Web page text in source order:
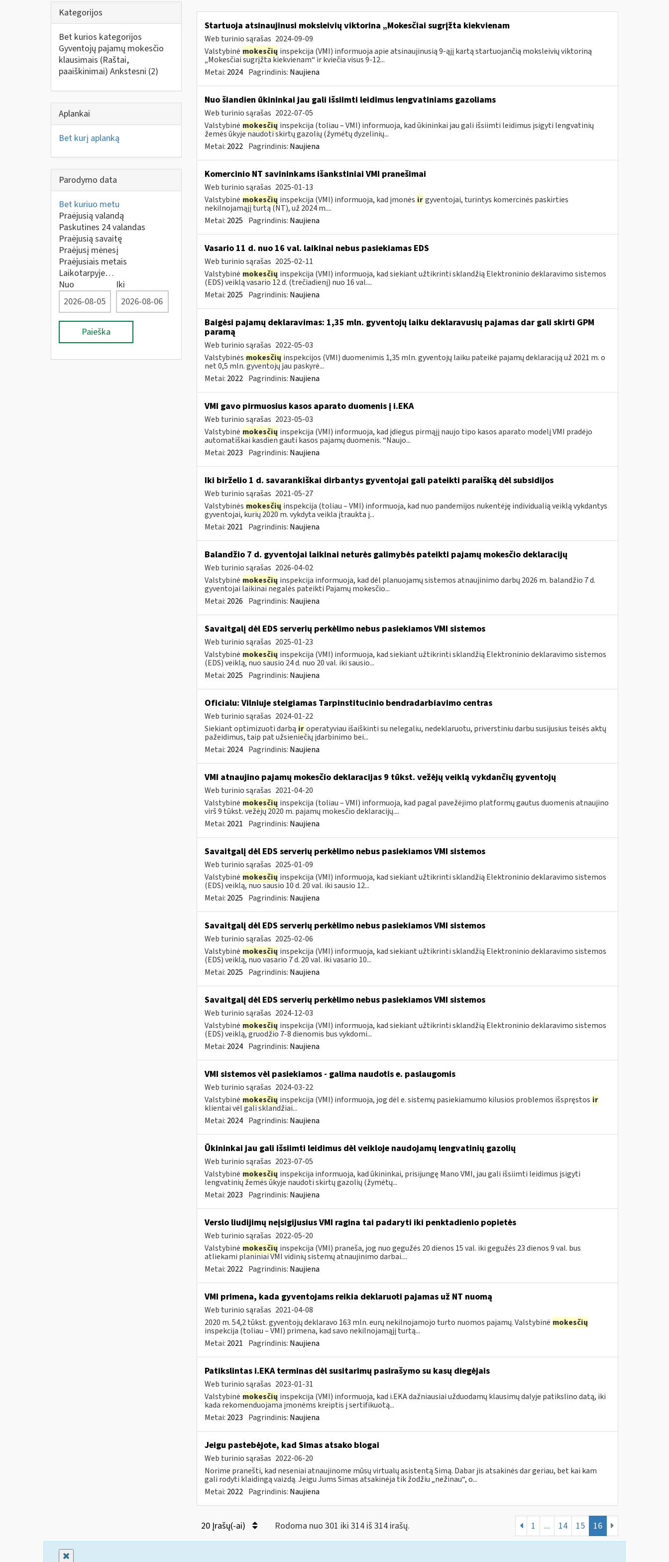
Kategorijos
Bet kurios kategorijos
Gyventojų pajamų mokesčio
klausimais (Raštai,
paaiškinimai) Ankstesni (2)
Aplankai
Bet kurį aplanką
Parodymo data
Bet kuriuo metu
Praėjusią valandą
Paskutines 24 valandas
Praėjusią savaitę
Praėjusį mėnesį
Praėjusiais metais
Laikotarpyje…
Nuo
Iki
Paieška
Startuoja atsinaujinusi moksleivių viktorina „Mokesčiai sugrįžta kiekvienam
Web turinio sąrašas 2024-09-09
Valstybinė mokesčių inspekcija (VMI) informuoja apie atsinaujinusią 9-ąjį kartą startuojančią moksleivių viktoriną
„Mokesčiai sugrįžta kiekvienam“ ir kviečia visus 9-12...
Metai: 2024 Pagrindinis: Naujiena
Nuo šiandien ūkininkai jau gali išsiimti leidimus lengvatiniams gazoliams
Web turinio sąrašas 2022-07-05
Valstybinė mokesčių inspekcija (toliau – VMI) informuoja, kad ūkininkai jau gali išsiimti leidimus įsigyti lengvatinių
žemės ūkyje naudoti skirtų gazolių (žymėtų dyzelinių...
Metai: 2022 Pagrindinis: Naujiena
Komercinio NT savininkams išankstiniai VMI pranešimai
Web turinio sąrašas 2025-01-13
Valstybinė mokesčių inspekcija (VMI) informuoja, kad įmonės ir gyventojai, turintys komercinės paskirties
nekilnojamąjį turtą (NT), už 2024 m....
Metai: 2025 Pagrindinis: Naujiena
Vasario 11 d. nuo 16 val. laikinai nebus pasiekiamas EDS
Web turinio sąrašas 2025-02-11
Valstybinė mokesčių inspekcija (VMI) informuoja, kad siekiant užtikrinti sklandžią Elektroninio deklaravimo sistemos
(EDS) veiklą vasario 12 d. (trečiadienį) nuo 16 val....
Metai: 2025 Pagrindinis: Naujiena
Baigėsi pajamų deklaravimas: 1,35 mln. gyventojų laiku deklaravusių pajamas dar gali skirti GPM
paramą
Web turinio sąrašas 2022-05-03
Valstybinės mokesčių inspekcijos (VMI) duomenimis 1,35 mln. gyventojų laiku pateikė pajamų deklaraciją už 2021 m. o
net 0,5 mln. gyventojų jau paskyrė...
Metai: 2022 Pagrindinis: Naujiena
VMI gavo pirmuosius kasos aparato duomenis į i.EKA
Web turinio sąrašas 2023-05-03
Valstybinė mokesčių inspekcija (VMI) informuoja, kad įdiegus pirmąjį naujo tipo kasos aparato modelį VMI pradėjo
automatiškai kasdien gauti kasos pajamų duomenis. “Naujo...
Metai: 2023 Pagrindinis: Naujiena
Iki birželio 1 d. savarankiškai dirbantys gyventojai gali pateikti paraišką dėl subsidijos
Web turinio sąrašas 2021-05-27
Valstybinės mokesčių inspekcija (toliau – VMI) informuoja, kad nuo pandemijos nukentėję individualią veiklą vykdantys
gyventojai, kurių 2020 m. vykdyta veikla įtraukta į...
Metai: 2021 Pagrindinis: Naujiena
Balandžio 7 d. gyventojai laikinai neturės galimybės pateikti pajamų mokesčio deklaracijų
Web turinio sąrašas 2026-04-02
Valstybinė mokesčių inspekcija informuoja, kad dėl planuojamų sistemos atnaujinimo darbų 2026 m. balandžio 7 d.
gyventojai laikinai negalės pateikti Pajamų mokesčio...
Metai: 2026 Pagrindinis: Naujiena
Savaitgalį dėl EDS serverių perkėlimo nebus pasiekiamos VMI sistemos
Web turinio sąrašas 2025-01-23
Valstybinė mokesčių inspekcija (VMI) informuoja, kad siekiant užtikrinti sklandžią Elektroninio deklaravimo sistemos
(EDS) veiklą, nuo sausio 24 d. nuo 20 val. iki sausio...
Metai: 2025 Pagrindinis: Naujiena
Oficialu: Vilniuje steigiamas Tarpinstitucinio bendradarbiavimo centras
Web turinio sąrašas 2024-01-22
Siekiant optimizuoti darbą ir operatyviau išaiškinti su nelegaliu, nedeklaruotu, priverstiniu darbu susijusius teisės aktų
pažeidimus, taip pat užsieniečių įdarbinimo bei...
Metai: 2024 Pagrindinis: Naujiena
VMI atnaujino pajamų mokesčio deklaracijas 9 tūkst. vežėjų veiklą vykdančių gyventojų
Web turinio sąrašas 2021-04-20
Valstybinė mokesčių inspekcija (toliau – VMI) informuoja, kad pagal pavežėjimo platformų gautus duomenis atnaujino
virš 9 tūkst. vežėjų 2020 m. pajamų mokesčio deklaracijų....
Metai: 2021 Pagrindinis: Naujiena
Savaitgalį dėl EDS serverių perkėlimo nebus pasiekiamos VMI sistemos
Web turinio sąrašas 2025-01-09
Valstybinė mokesčių inspekcija (VMI) informuoja, kad siekiant užtikrinti sklandžią Elektroninio deklaravimo sistemos
(EDS) veiklą, nuo sausio 10 d. 20 val. iki sausio 12...
Metai: 2025 Pagrindinis: Naujiena
Savaitgalį dėl EDS serverių perkėlimo nebus pasiekiamos VMI sistemos
Web turinio sąrašas 2025-02-06
Valstybinė mokesčių inspekcija (VMI) informuoja, kad siekiant užtikrinti sklandžią Elektroninio deklaravimo sistemos
(EDS) veiklą, nuo vasario 7 d. 20 val. iki vasario 10...
Metai: 2025 Pagrindinis: Naujiena
Savaitgalį dėl EDS serverių perkėlimo nebus pasiekiamos VMI sistemos
Web turinio sąrašas 2024-12-03
Valstybinė mokesčių inspekcija (VMI) informuoja, kad siekiant užtikrinti sklandžią Elektroninio deklaravimo sistemos
(EDS) veiklą, gruodžio 7-8 dienomis bus vykdomi...
Metai: 2024 Pagrindinis: Naujiena
VMI sistemos vėl pasiekiamos - galima naudotis e. paslaugomis
Web turinio sąrašas 2024-03-22
Valstybinė mokesčių inspekcija (VMI) informuoja, jog dėl e. sistemų pasiekiamumo kilusios problemos išspręstos ir
klientai vėl gali sklandžiai...
Metai: 2024 Pagrindinis: Naujiena
Ūkininkai jau gali išsiimti leidimus dėl veikloje naudojamų lengvatinių gazolių
Web turinio sąrašas 2023-07-05
Valstybinė mokesčių inspekcija informuoja, kad ūkininkai, prisijungę Mano VMI, jau gali išsiimti leidimus įsigyti
lengvatinių žemės ūkyje naudoti skirtų gazolių (žymėtų...
Metai: 2023 Pagrindinis: Naujiena
Verslo liudijimų neįsigijusius VMI ragina tai padaryti iki penktadienio popietės
Web turinio sąrašas 2022-05-20
Valstybinė mokesčių inspekcija (VMI) praneša, jog nuo gegužės 20 dienos 15 val. iki gegužės 23 dienos 9 val. bus
atliekami planiniai VMI vidinių sistemų atnaujinimo darbai....
Metai: 2022 Pagrindinis: Naujiena
VMI primena, kada gyventojams reikia deklaruoti pajamas už NT nuomą
Web turinio sąrašas 2021-04-08
2020 m. 54,2 tūkst. gyventojų deklaravo 163 mln. eurų nekilnojamojo turto nuomos pajamų. Valstybinė mokesčių
inspekcija (toliau – VMI) primena, kad savo nekilnojamąjį turtą...
Metai: 2021 Pagrindinis: Naujiena
Patikslintas i.EKA terminas dėl susitarimų pasirašymo su kasų diegėjais
Web turinio sąrašas 2023-01-31
Valstybinė mokesčių inspekcija (VMI) informuoja, kad i.EKA dažniausiai užduodamų klausimų dalyje patikslino datą, iki
kada rekomenduojama įmonėms kreiptis į sertifikuotą...
Metai: 2023 Pagrindinis: Naujiena
Jeigu pastebėjote, kad Simas atsako blogai
Web turinio sąrašas 2022-06-20
Norime pranešti, kad neseniai atnaujinome mūsų virtualų asistentą Simą. Dabar jis atsakinės dar geriau, bet kai kam
gali rodyti klaidingą vaizdą. Jeigu Jums Simas atsakinėja tik žodžiu „nežinau“, o...
Metai: 2022 Pagrindinis: Naujiena
20 Įrašų(-ai) Rodoma nuo 301 iki 314 iš 314 irašų. 1 ... 14 15 16